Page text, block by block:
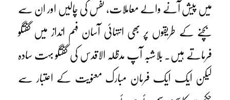
میں پیش آنے والے معاملات، نفس کی چالیں اور ان سے
بچنے کے طریقوں پر بھی انتہائی آسان فہم انداز میں گفتگو
فرماتے ہیں۔ بلاشبہ آپ مدظلہ الاقدس کی گفتگو بہت سادہ
لیکن ایک ایک فرمان مبارک معنویت کے اعتبار سے